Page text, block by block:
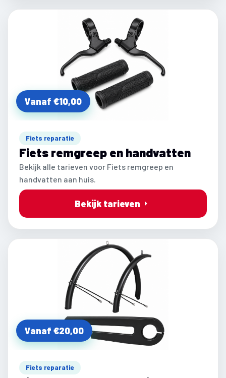
Vanaf €10,00
Fiets reparatie
Fiets remgreep en handvatten
Bekijk alle tarieven voor Fiets remgreep en
handvatten aan huis.
Bekijk tarieven
Vanaf €20,00
Fiets reparatie